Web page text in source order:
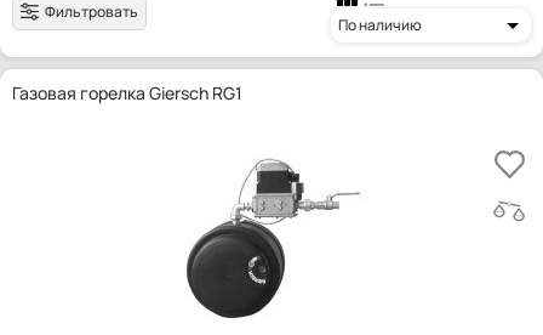
Фильтровать
По наличию
Газовая горелка Giersch RG1